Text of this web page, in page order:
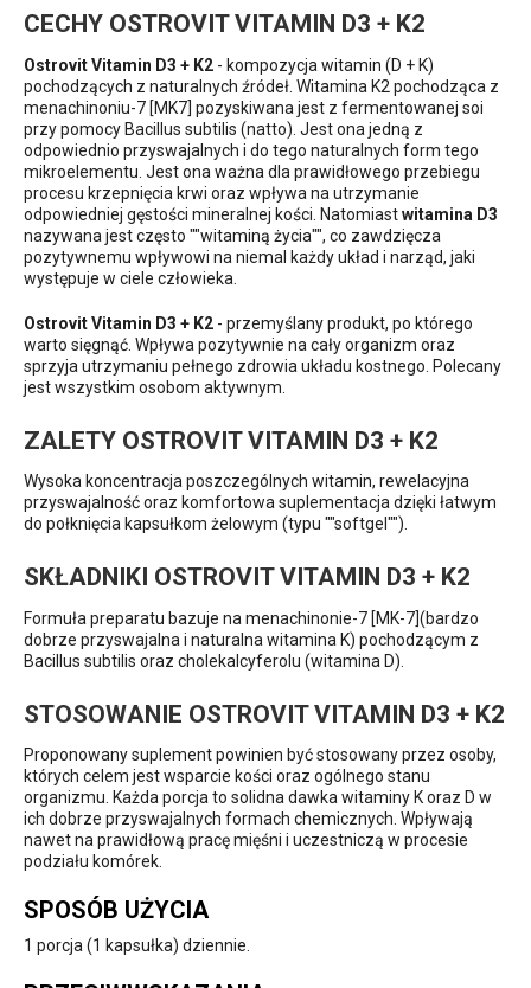
CECHY OSTROVIT VITAMIN D3 + K2
Ostrovit Vitamin D3 + K2 - kompozycja witamin (D + K)
pochodzących z naturalnych źródeł. Witamina K2 pochodząca z
menachinoniu-7 [MK7] pozyskiwana jest z fermentowanej soi
przy pomocy Bacillus subtilis (natto). Jest ona jedną z
odpowiednio przyswajalnych i do tego naturalnych form tego
mikroelementu. Jest ona ważna dla prawidłowego przebiegu
procesu krzepnięcia krwi oraz wpływa na utrzymanie
odpowiedniej gęstości mineralnej kości. Natomiastwitamina D3
nazywana jest często ""witaminą życia"", co zawdzięcza
pozytywnemu wpływowi na niemal każdy układ i narząd, jaki
występuje w ciele człowieka.
Ostrovit Vitamin D3 + K2 - przemyślany produkt, po którego
warto sięgnąć. Wpływa pozytywnie na cały organizm oraz
sprzyja utrzymaniu pełnego zdrowia układu kostnego. Polecany
jest wszystkim osobom aktywnym.
ZALETY OSTROVIT VITAMIN D3 + K2
Wysoka koncentracja poszczególnych witamin, rewelacyjna
przyswajalność oraz komfortowa suplementacja dzięki łatwym
do połknięcia kapsułkom żelowym (typu ""softgel"").
SKŁADNIKI OSTROVIT VITAMIN D3 + K2
Formuła preparatu bazuje na menachinonie-7 [MK-7](bardzo
dobrze przyswajalna i naturalna witamina K) pochodzącym z
Bacillus subtilis oraz cholekalcyferolu (witamina D).
STOSOWANIE OSTROVIT VITAMIN D3 + K2
Proponowany suplement powinien być stosowany przez osoby,
których celem jest wsparcie kości oraz ogólnego stanu
organizmu. Każda porcja to solidna dawka witaminy K oraz D w
ich dobrze przyswajalnych formach chemicznych. Wpływają
nawet na prawidłową pracę mięśni i uczestniczą w procesie
podziału komórek.
SPOSÓB UŻYCIA
1 porcja (1 kapsułka) dziennie.